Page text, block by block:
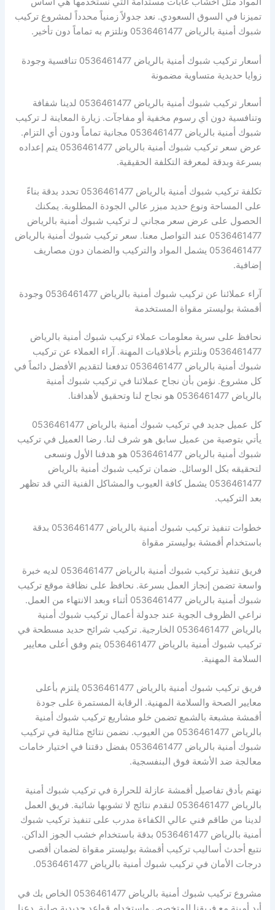
تميزنا في السوق السعودي. نعد جدولاً زمنياً محدداً لمشروع تركيب
شبوك أمنية بالرياض 0536461477 ونلتزم به تماماً دون تأخير.
أسعار تركيب شبوك أمنية بالرياض 0536461477 تنافسية وجودة
زوايا حديدية متساوية مضمونة
أسعار تركيب شبوك أمنية بالرياض 0536461477 لدينا شفافة
وتنافسية دون أي رسوم مخفية أو مفاجآت. زيارة المعاينة لـ تركيب
شبوك أمنية بالرياض 0536461477 مجانية تماماً ودون أي التزام.
عرض سعر تركيب شبوك أمنية بالرياض 0536461477 يتم إعداده
بسرعة وبدقة لمعرفة التكلفة الحقيقية.
تكلفة تركيب شبوك أمنية بالرياض 0536461477 تحدد بدقة بناءً
على المساحة ونوع حديد مبزر عالي الجودة المطلوبة. يمكنك
الحصول على عرض سعر مجاني لـ تركيب شبوك أمنية بالرياض
0536461477 عند التواصل معنا. سعر تركيب شبوك أمنية بالرياض
0536461477 يشمل المواد والتركيب والضمان دون مصاريف
إضافية.
آراء عملائنا عن تركيب شبوك أمنية بالرياض 0536461477 وجودة
أقمشة بوليستر مقواة المستخدمة
نحافظ على سرية معلومات عملاء تركيب شبوك أمنية بالرياض
0536461477 ونلتزم بأخلاقيات المهنة. آراء العملاء عن تركيب
شبوك أمنية بالرياض 0536461477 تدفعنا لتقديم الأفضل دائماً في
كل مشروع. نؤمن بأن نجاح عملائنا في تركيب شبوك أمنية
بالرياض 0536461477 هو نجاح لنا وتحقيق لأهدافنا.
كل عميل جديد في تركيب شبوك أمنية بالرياض 0536461477
يأتي بتوصية من عميل سابق هو شرف لنا. رضا العميل في تركيب
شبوك أمنية بالرياض 0536461477 هو هدفنا الأول ونسعى
لتحقيقه بكل الوسائل. ضمان تركيب شبوك أمنية بالرياض
0536461477 يشمل كافة العيوب والمشاكل الفنية التي قد تظهر
بعد التركيب.
خطوات تنفيذ تركيب شبوك أمنية بالرياض 0536461477 بدقة
باستخدام أقمشة بوليستر مقواة
فريق تنفيذ تركيب شبوك أمنية بالرياض 0536461477 لديه خبرة
واسعة تضمن إنجاز العمل بسرعة. نحافظ على نظافة موقع تركيب
شبوك أمنية بالرياض 0536461477 أثناء وبعد الانتهاء من العمل.
نراعي الظروف الجوية عند جدولة أعمال تركيب شبوك أمنية
بالرياض 0536461477 الخارجية. تركيب شرائح حديد مسطحة في
تركيب شبوك أمنية بالرياض 0536461477 يتم وفق أعلى معايير
السلامة المهنية.
فريق تركيب شبوك أمنية بالرياض 0536461477 يلتزم بأعلى
معايير الصحة والسلامة المهنية. الرقابة المستمرة على جودة
أقمشة مشبعة بالشمع تضمن خلو مشاريع تركيب شبوك أمنية
بالرياض 0536461477 من العيوب. نضمن نتائج مثالية في تركيب
شبوك أمنية بالرياض 0536461477 بفضل دقتنا في اختيار خامات
معالجة ضد الأشعة فوق البنفسجية.
نهتم بأدق تفاصيل أقمشة عازلة للحرارة في تركيب شبوك أمنية
بالرياض 0536461477 لنقدم نتائج لا تشوبها شائبة. فريق العمل
لدينا من طاقم فني عالي الكفاءة مدرب على تنفيذ تركيب شبوك
أمنية بالرياض 0536461477 بدقة باستخدام خشب الجوز الداكن.
نتبع أحدث أساليب تركيب أقمشة بوليستر مقواة لضمان أقصى
درجات الأمان في تركيب شبوك أمنية بالرياض 0536461477.
مشروع تركيب شبوك أمنية بالرياض 0536461477 الخاص بك في